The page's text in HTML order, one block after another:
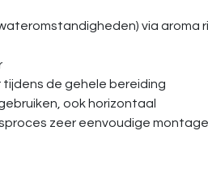
via aroma
de gehele bereiding
ook horizontaal
zeer eenvoudige